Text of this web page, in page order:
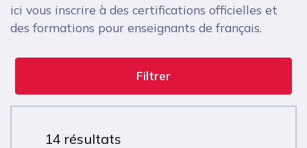
ici vous inscrire à des certifications officielles et
des formations pour enseignants de français.
Filtrer
14 résultats